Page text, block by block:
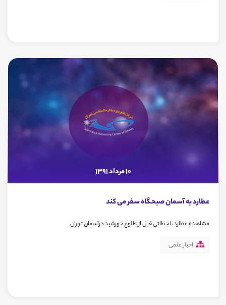
10 مرداد 1391
عطارد به آسمان صبحگاه سفر می کند
مشاهده عطارد، لحظاتی قبل از طلوع خورشید درآسمان تهران
اخبار علمی